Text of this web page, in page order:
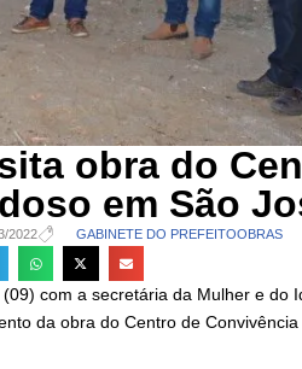
obra do
em São
2022 GABINETE DO PREFEITOOBRAS
com a secretária da Mulher e do
da obra do Centro de